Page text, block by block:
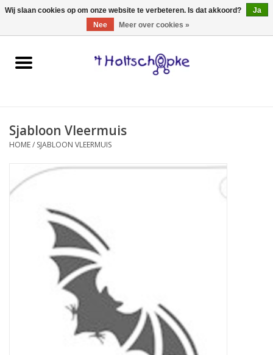
0 Artikelen - €0,00
Home
spellen
schmink & make-up
hebbedingen
kinderkamer
Sjabloon Vleermuis
HOME/ SJABLOON VLEERMUIS
Wij slaan cookies op om onze website te verbeteren. Is dat akkoord?
Ja
Nee
Meer over cookies »